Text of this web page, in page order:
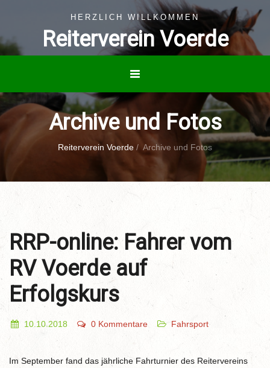
HERZLICH WILLKOMMEN
Reiterverein Voerde
Archive und Fotos
Reiterverein Voerde / Archive und Fotos
RRP-online: Fahrer vom
RV Voerde auf
Erfolgskurs
10.10.2018 0 Kommentare Fahrsport
Im September fand das jährliche Fahrturnier des Reitervereins